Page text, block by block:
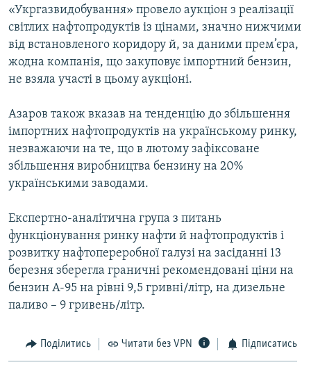
«Укргазвидобування» провело аукціон з реалізації
світлих нафтопродуктів із цінами, значно нижчими
від встановленого коридору й, за даними прем’єра,
жодна компанія, що закуповує імпортний бензин,
не взяла участі в цьому аукціоні.
Азаров також вказав на тенденцію до збільшення
імпортних нафтопродуктів на українському ринку,
незважаючи на те, що в лютому зафіксоване
збільшення виробництва бензину на 20%
українськими заводами.
Експертно-аналітична група з питань
функціонування ринку нафти й нафтопродуктів і
розвитку нафтопереробної галузі на засіданні 13
березня зберегла граничні рекомендовані ціни на
бензин А-95 на рівні 9,5 гривні/літр, на дизельне
паливо – 9 гривень/літр.
Поділитись Читати без VPN Підписатись